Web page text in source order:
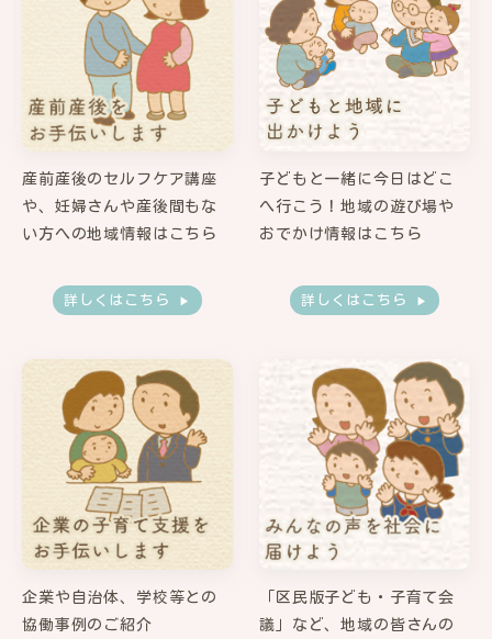
産前産後のセルフケア講座
や、妊婦さんや産後間もな
い方への地域情報はこちら
子どもと一緒に今日はどこ
へ行こう！地域の遊び場や
おでかけ情報はこちら
企業や自治体、学校等との
協働事例のご紹介
「区民版子ども・子育て会
議」など、地域の皆さんの